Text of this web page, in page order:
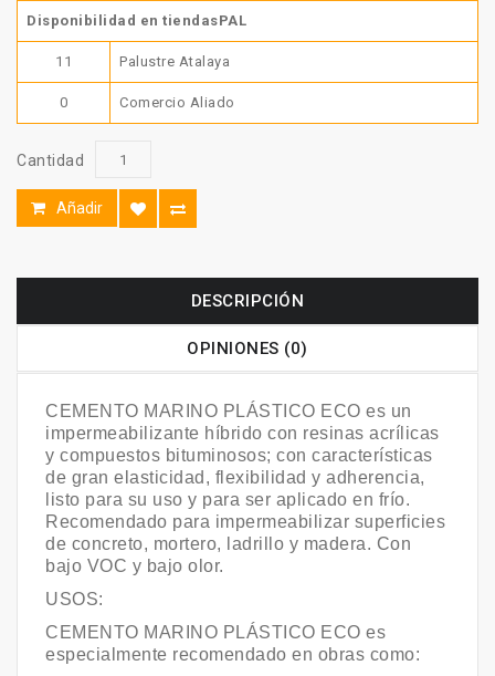
Disponibilidad en tiendasPAL
11 Palustre Atalaya
0 Comercio Aliado
Cantidad
Añadir
DESCRIPCIÓN
OPINIONES (0)
CEMENTO MARINO PLÁSTICO ECO es un
impermeabilizante híbrido con resinas acrílicas
y compuestos bituminosos; con características
de gran elasticidad, flexibilidad y adherencia,
listo para su uso y para ser aplicado en frío.
Recomendado para impermeabilizar superficies
de concreto, mortero, ladrillo y madera. Con
bajo VOC y bajo olor.
USOS:
CEMENTO MARINO PLÁSTICO ECO es
especialmente recomendado en obras como: